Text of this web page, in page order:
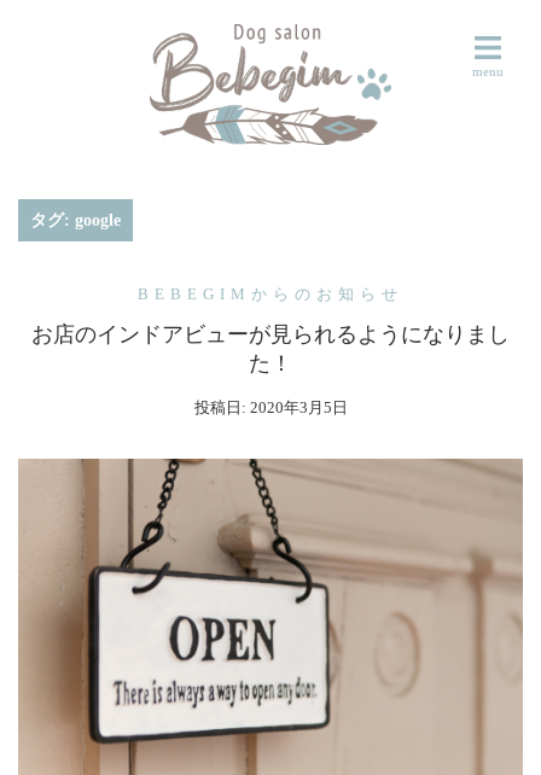
キ
タグ: google
BEBEGIMからのお知らせ
お店のインドアビューが見られるようになりまし
た！
投稿日: 2020年3月5日